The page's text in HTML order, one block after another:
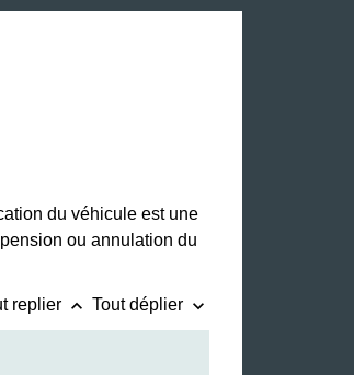
du véhicule est une
ou annulation du
replier keyboard_arrow_up Tout déplier keyboard_arrow_down